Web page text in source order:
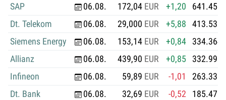
SAP
06.08. 172,04 EUR +1,20
Dt. Telekom
06.08. 29,000 EUR +5,88
Siemens Energy
06.08. 153,14 EUR +0,84
Allianz
06.08. 439,90 EUR +0,85
Infineon
06.08. 59,89 EUR -1,01
Dt. Bank
06.08. 32,69 EUR -0,52